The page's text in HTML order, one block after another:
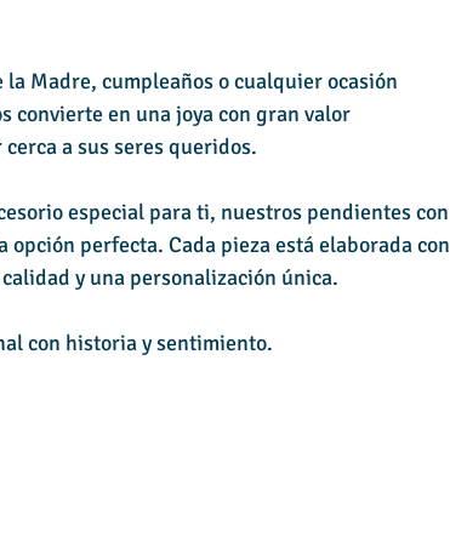
Madre, cumpleaños o cualquier ocasión
convierte en una joya con gran valor
a sus seres queridos.
especial para ti, nuestros pendientes con
perfecta. Cada pieza está elaborada con
y una personalización única.
con historia y sentimiento.